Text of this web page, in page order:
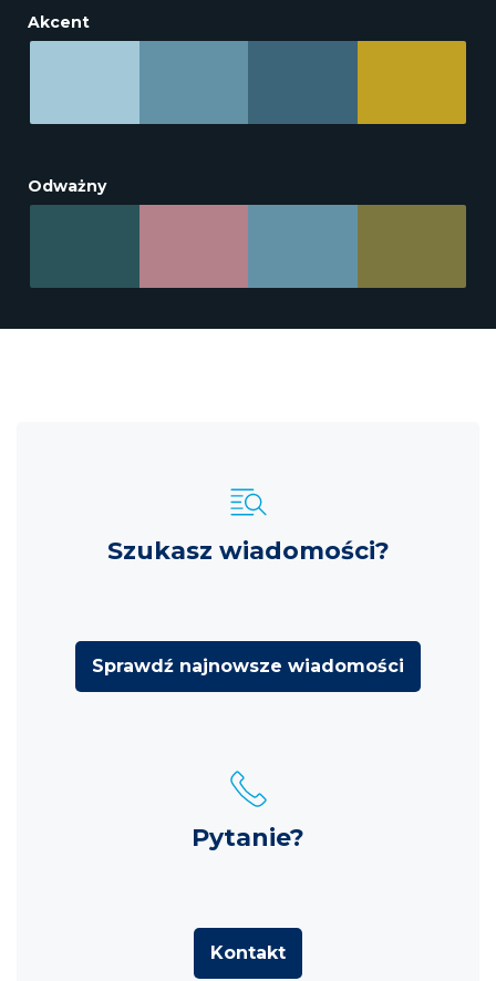
Akcent
Odważny
Szukasz wiadomości?
Sprawdź najnowsze wiadomości
Pytanie?
Kontakt